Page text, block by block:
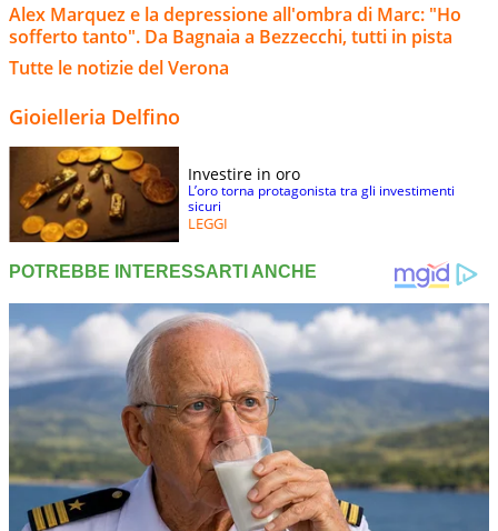
Alex Marquez e la depressione all'ombra di Marc: "Ho
sofferto tanto". Da Bagnaia a Bezzecchi, tutti in pista
Tutte le notizie del Verona
Gioielleria Delfino
Investire in oro
L’oro torna protagonista tra gli investimenti
sicuri
LEGGI